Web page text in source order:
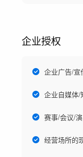
企业授权
企业广告/宣
企业自媒体/
赛事/会议/
经营场所的